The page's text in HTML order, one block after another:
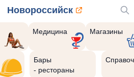
Новороссийск
Медицина Магазины
Бары
- рестораны